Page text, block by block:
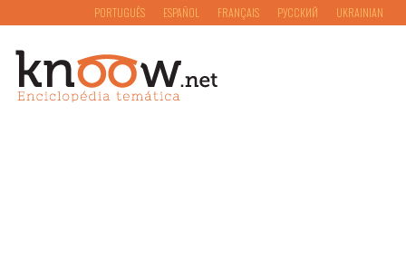
PORTUGUÊS ESPAÑOL FRANÇAIS РУССКИЙ UKRAINIAN